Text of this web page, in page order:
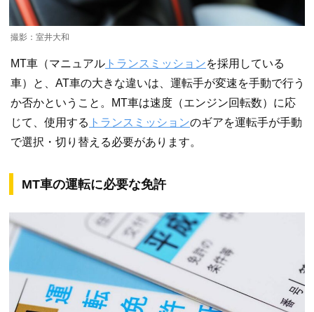
撮影：室井大和
MT車（マニュアル トランスミッションを採用している
車）と、AT車の大きな違いは、運転手が変速を手動で行う
か否かということ。MT車は速度（エンジン回転数）に応
じて、使用する トランスミッションのギアを運転手が手動
で選択・切り替える必要があります。
MT車の運転に必要な免許